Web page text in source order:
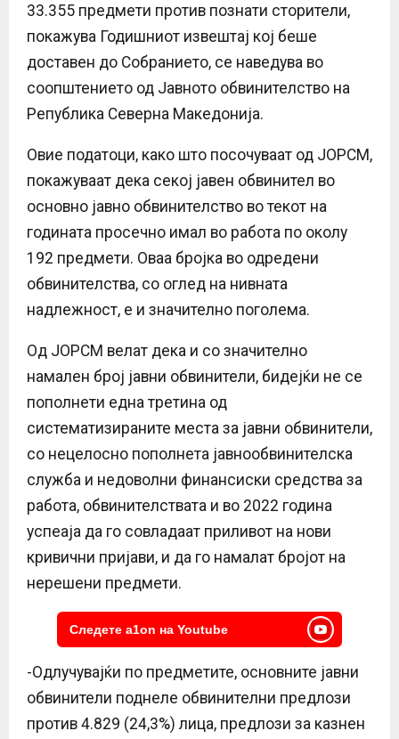
33.355 предмети против познати сторители,
покажува Годишниот извештај кој беше
доставен до Собранието, се наведува во
соопштението од Јавното обвинителство на
Република Северна Македонија.
Овие податоци, како што посочуваат од ЈОРСМ,
покажуваат дека секој јавен обвинител во
основно јавно обвинителство во текот на
годината просечно имал во работа по околу
192 предмети. Оваа бројка во одредени
обвинителства, со оглед на нивната
надлежност, е и значително поголема.
Од ЈОРСМ велат дека и со значително
намален број јавни обвинители, бидејќи не се
пополнети една третина од
систематизираните места за јавни обвинители,
со нецелосно пополнета јавнообвинителска
служба и недоволни финансиски средства за
работа, обвинителствата и во 2022 година
успеаја да го совладаат приливот на нови
кривични пријави, и да го намалат бројот на
нерешени предмети.
Следете a1on на Youtube
-Одлучувајќи по предметите, основните јавни
обвинители поднеле обвинителни предлози
против 4.829 (24,3%) лица, предлози за казнен